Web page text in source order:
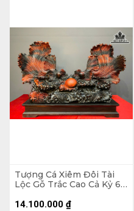
Tượng Cá Xiêm Đôi Tài
Lộc Gỗ Trắc Cao Cả Kỷ 66
Kỷ Cao 10
14.100.000 ₫